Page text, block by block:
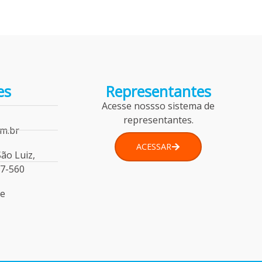
Luiz,
560
Representantes
Acesse nossso sistema de
representantes.
ACESSAR